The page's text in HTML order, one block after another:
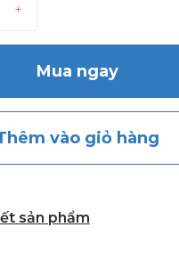
+
Mua ngay
vào giỏ hàng
sản phẩm